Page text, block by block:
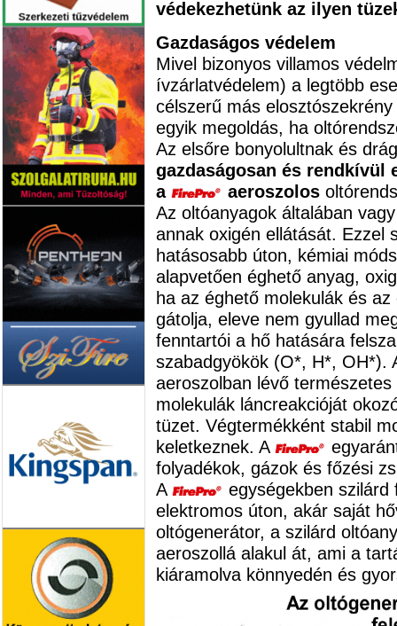
védekezhetünk az ilyen
Gazdaságos védelem
Mivel bizonyos villamos
ívzárlatvédelem) a legtöbb
célszerű más
egyik megoldás, ha
Az elsőre bonyolultnak és
gazdaságosan és rendkívül
a
aeroszolos
Az oltóanyagok általában
annak oxigén ellátását. Ezzel
hatásosabb úton, kémiai
alapvetően éghető anyag,
ha az éghető molekulák és
gátolja, eleve nem gyullad
fenntartói a hő hatására
szabadgyökök (O*, H*, OH*).
aeroszolban lévő
molekulák láncreakcióját
tüzet. Végtermékként stabil
keletkeznek. A
folyadékok, gázok és főzési
A
egységekben
elektromos úton, akár saját
oltógenerátor, a szilárd
aeroszollá alakul át, ami a
kiáramolva könnyedén és